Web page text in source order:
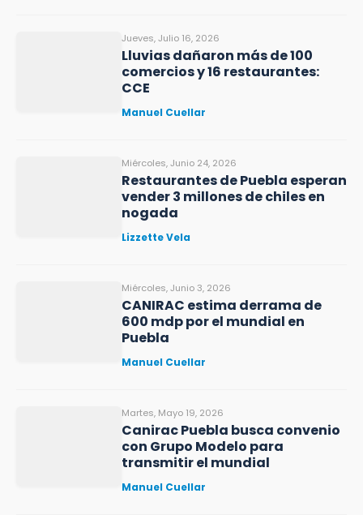
Jueves, Julio 16, 2026
Lluvias dañaron más de 100
comercios y 16 restaurantes:
CCE
Manuel Cuellar
Miércoles, Junio 24, 2026
Restaurantes de Puebla esperan
vender 3 millones de chiles en
nogada
Lizzette Vela
Miércoles, Junio 3, 2026
CANIRAC estima derrama de
600 mdp por el mundial en
Puebla
Manuel Cuellar
Martes, Mayo 19, 2026
Canirac Puebla busca convenio
con Grupo Modelo para
transmitir el mundial
Manuel Cuellar